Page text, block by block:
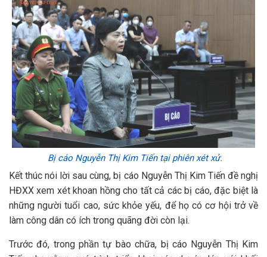
Bị cáo Nguyễn Thị Kim Tiến tại phiên xét xử.
Kết thúc nói lời sau cùng, bị cáo Nguyễn Thị Kim Tiến đề nghị
HĐXX xem xét khoan hồng cho tất cả các bị cáo, đặc biệt là
những người tuổi cao, sức khỏe yếu, để họ có cơ hội trở về
làm công dân có ích trong quãng đời còn lại.
Trước đó, trong phần tự bào chữa, bị cáo Nguyễn Thị Kim